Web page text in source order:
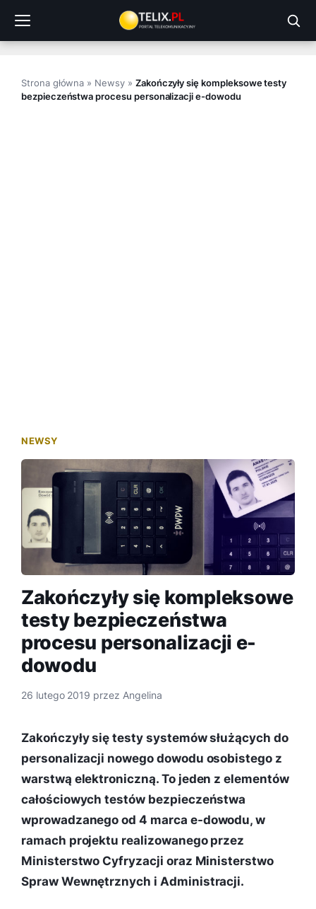
treści
Strona główna » Newsy» Zakończyły się kompleksowe testy
bezpieczeństwa procesu personalizacji e-dowodu
NEWSY
Zakończyły się kompleksowe
testy bezpieczeństwa
procesu personalizacji e-
dowodu
26 lutego 2019 przez Angelina
Zakończyły się testy systemów służących do
personalizacji nowego dowodu osobistego z
warstwą elektroniczną. To jeden z elementów
całościowych testów bezpieczeństwa
wprowadzanego od 4 marca e-dowodu, w
ramach projektu realizowanego przez
Ministerstwo Cyfryzacji oraz Ministerstwo
Spraw Wewnętrznych i Administracji.